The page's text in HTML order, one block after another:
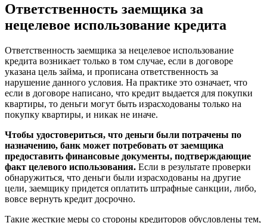
Ответственность заемщика за
нецелевое использование кредита
Ответственность заемщика за нецелевое использование
кредита возникает только в том случае, если в договоре
указана цель займа, и прописана ответственность за
нарушение данного условия. На практике это означает, что
если в договоре написано, что кредит выдается для покупки
квартиры, то деньги могут быть израсходованы только на
покупку квартиры, и никак не иначе.
Чтобы удостовериться, что деньги были потрачены по
назначению, банк может потребовать от заемщика
предоставить финансовые документы, подтверждающие
факт целевого использования. Если в результате проверки
обнаружиться, что деньги были израсходованы на другие
цели, заемщику придется оплатить штрафные санкции, либо,
вовсе вернуть кредит досрочно.
Такие жесткие меры со стороны кредиторов обусловлены тем,